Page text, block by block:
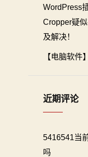
WordPress
Cropper疑
及解决！
【电脑软件
近期评论
5416541当
吗